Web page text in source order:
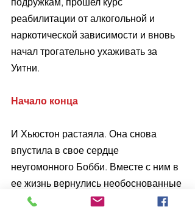
реабилитации от алкогольной и
наркотической зависимости и вновь
начал трогательно ухаживать за
Уитни.
Начало конца
И Хьюстон растаяла. Она снова
впустила в свое сердце
неугомонного Бобби. Вместе с ним в
ее жизнь вернулись необоснованные
задержки репетиций, несуразные